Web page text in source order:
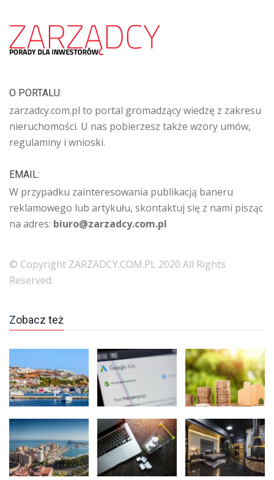
O PORTALU:
zarzadcy.com.pl to portal gromadzący wiedzę z zakresu
nieruchomości. U nas pobierzesz także wzory umów,
regulaminy i wnioski.
EMAIL:
W przypadku zainteresowania publikacją baneru
reklamowego lub artykułu, skontaktuj się z nami pisząc
na adres: biuro@zarzadcy.com.pl
© Copyright ZARZADCY.COM.PL 2020 All Rights
Reserved.
Zobacz też